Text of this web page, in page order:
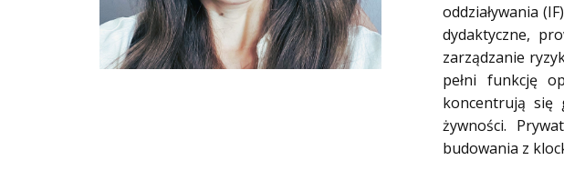
oddziaływania
dydaktyczne,
zarządzanie
pełni funkcję
koncentrują się
żywności.
budowania z